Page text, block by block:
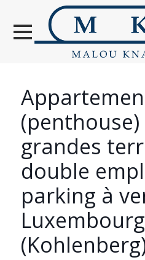
VENTES
LOCATION
CONSTRUCTIONS
OBJETS VENDUS
ÉTRANGER
ÉVALUATION IMMOBILIÈRE
À PROPOS
CONTACT
(penthouse)
grandes
double
parking à